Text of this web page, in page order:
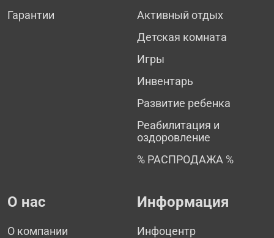
Гарантии
Активный отдых
Детская комната
Игры
Инвентарь
Развитие ребенка
Реабилитация и
оздоровление
% РАСПРОДАЖА %
О нас
О компании
Информация
Инфоцентр